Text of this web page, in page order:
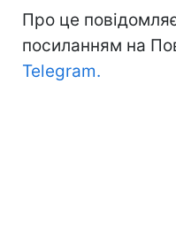
Про це
посиланням на
Telegram.